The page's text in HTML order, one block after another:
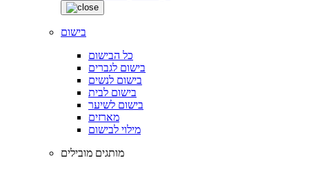
בישום
כל הבישום
בישום לגברים
בישום לנשים
בישום לבית
בישום לשיער
מארזים
מילוי לבישום
מותגים מובילים